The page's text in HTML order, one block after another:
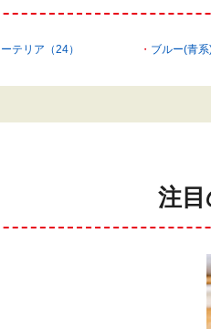
テリア（24） ブルー(青
注